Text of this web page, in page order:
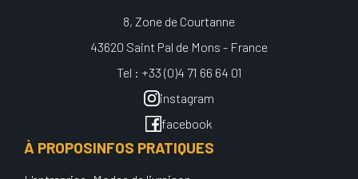
8, Zone de Courtanne
43620 Saint Pal de Mons - France
Tel : +33 (0)4 71 66 64 01
instagram
facebook
À PROPOSINFOS PRATIQUES